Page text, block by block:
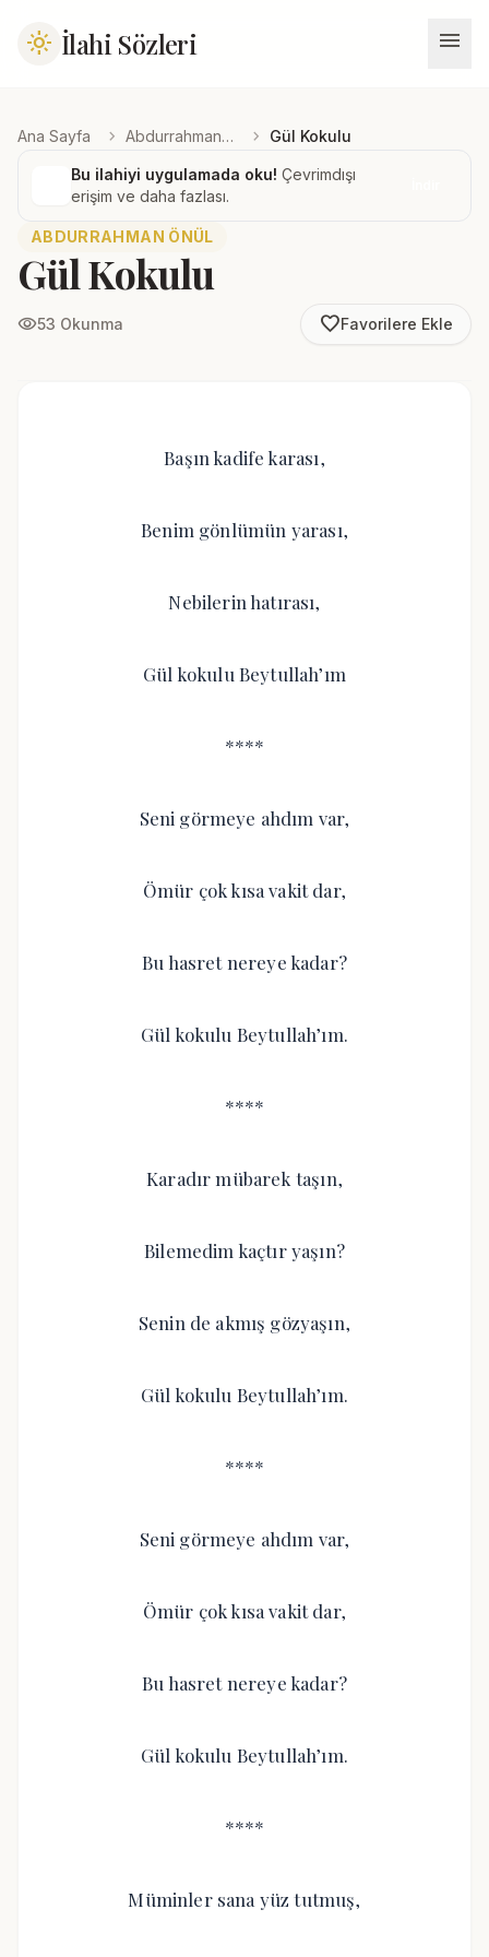
light_mode İlahi Sözleri menu
Ana Sayfa chevron_right Abdurrahman Önül chevron_right Gül Kokulu
Bu ilahiyi uygulamada oku! Çevrimdışı
erişim ve daha fazlası.
ABDURRAHMAN ÖNÜL
Gül Kokulu
visibility53 Okunma favorite_borderFavorilere Ekle
Başın kadife karası,
Benim gönlümün yarası,
Nebilerin hatırası,
Gül kokulu Beytullah’ım
****
Seni görmeye ahdım var,
Ömür çok kısa vakit dar,
Bu hasret nereye kadar?
Gül kokulu Beytullah’ım.
****
Karadır mübarek taşın,
Bilemedim kaçtır yaşın?
Senin de akmış gözyaşın,
Gül kokulu Beytullah’ım.
****
Seni görmeye ahdım var,
Ömür çok kısa vakit dar,
Bu hasret nereye kadar?
Gül kokulu Beytullah’ım.
****
Müminler sana yüz tutmuş,